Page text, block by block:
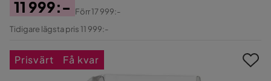
Pris
11 999:-
Original
Förr17 999:-
Tidigare lägsta pris 11 999:-
Prisvärt Få kvar